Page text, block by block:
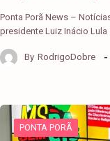
Ponta Porã News –
presidente Luiz Inácio Lula
By RodrigoDobre
PONTA PORÃ